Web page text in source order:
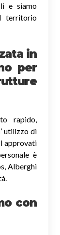
e siamo
territorio
in
per
rapido,
utilizzo di
approvati
è
Alberghi
con